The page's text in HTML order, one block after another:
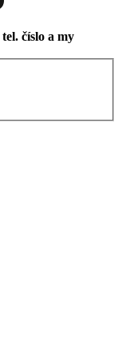
tel. číslo a my